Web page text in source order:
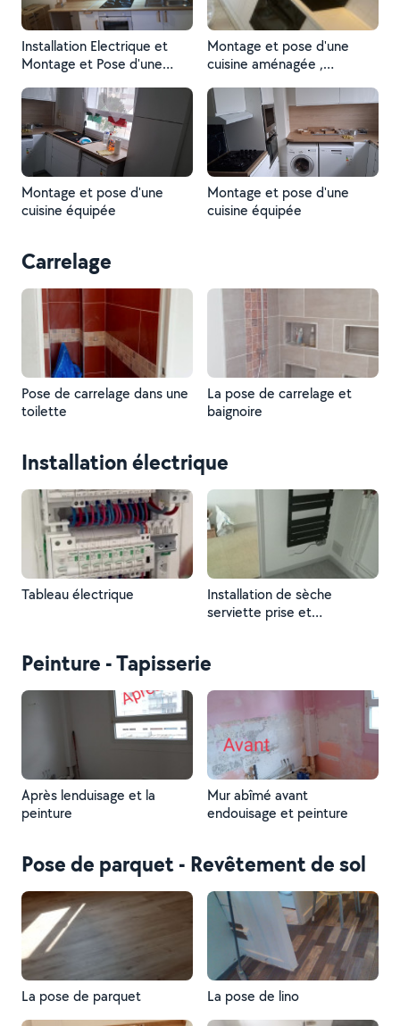
Installation Electrique et
Montage et Pose d'une
Montage et pose d'une
cuisine aménagée ,
comprise
Montage et pose d'une
cuisine équipée
Montage et pose d'une
cuisine équipée
Carrelage
Pose de carrelage dans une
toilette
La pose de carrelage et
baignoire
Installation électrique
Tableau électrique
Installation de sèche
serviette prise et
Peinture - Tapisserie
Après lenduisage et la
peinture
Mur abîmé avant
endouisage et peinture
Pose de parquet - Revêtement de sol
La pose de parquet La pose de lino